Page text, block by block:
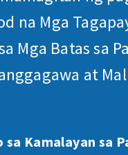
na Mga
Mga Batas sa
at
sa Kamalayan sa